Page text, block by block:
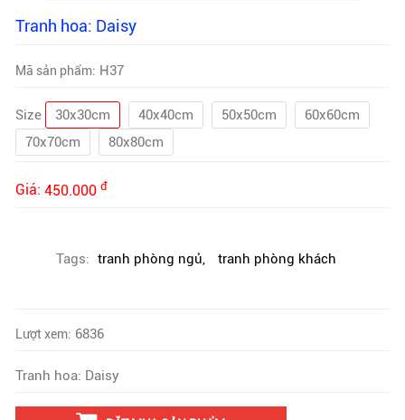
Tranh hoa: Daisy
Mã sản phẩm: H37
Size 30x30cm 40x40cm 50x50cm
60x60cm
70x70cm
80x80cm
Giá: 450.000 đ
Tags: tranh phòng ngủ, tranh phòng khách
Lượt xem: 6836
Tranh hoa: Daisy